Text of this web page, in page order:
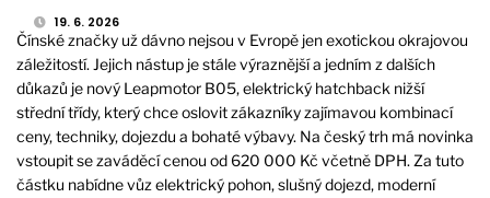
19. 6. 2026
Čínské značky už dávno nejsou v Evropě jen exotickou okrajovou
záležitostí. Jejich nástup je stále výraznější a jedním z dalších
důkazů je nový Leapmotor B05, elektrický hatchback nižší
střední třídy, který chce oslovit zákazníky zajímavou kombinací
ceny, techniky, dojezdu a bohaté výbavy. Na český trh má novinka
vstoupit se zaváděcí cenou od 620 000 Kč včetně DPH. Za tuto
částku nabídne vůz elektrický pohon, slušný dojezd, moderní